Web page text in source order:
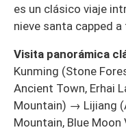
es un clásico viaje
nieve santa capped
Visita panorámica
Kunming (Stone
Ancient Town, Erhai
Mountain) → Lijiang
Mountain, Blue